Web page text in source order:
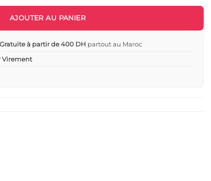
AJOUTER AU PANIER
à partir de 400 DH partout au Maroc
Virement